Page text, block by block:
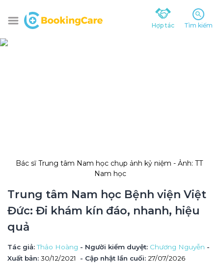
Hợp tác Tìm kiếm
Bác sĩ Trung tâm Nam học chụp ảnh kỷ niệm - Ảnh: TT
Nam học
Trung tâm Nam học Bệnh viện Việt
Đức: Đi khám kín đáo, nhanh, hiệu
quả
Tác giả: Thảo Hoàng - Người kiểm duyệt: Chương Nguyễn -
Xuất bản: 30/12/2021 - Cập nhật lần cuối: 27/07/2026